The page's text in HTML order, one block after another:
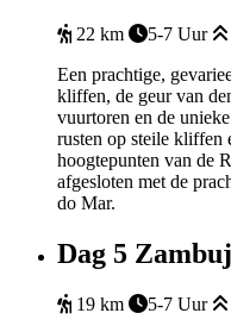
22 km 5-7 Uur
Een prachtige,
kliffen, de geur van
vuurtoren en de
rusten op steile kliffen
hoogtepunten van de
afgesloten met de
do Mar.
Dag 5
19 km 5-7 Uur